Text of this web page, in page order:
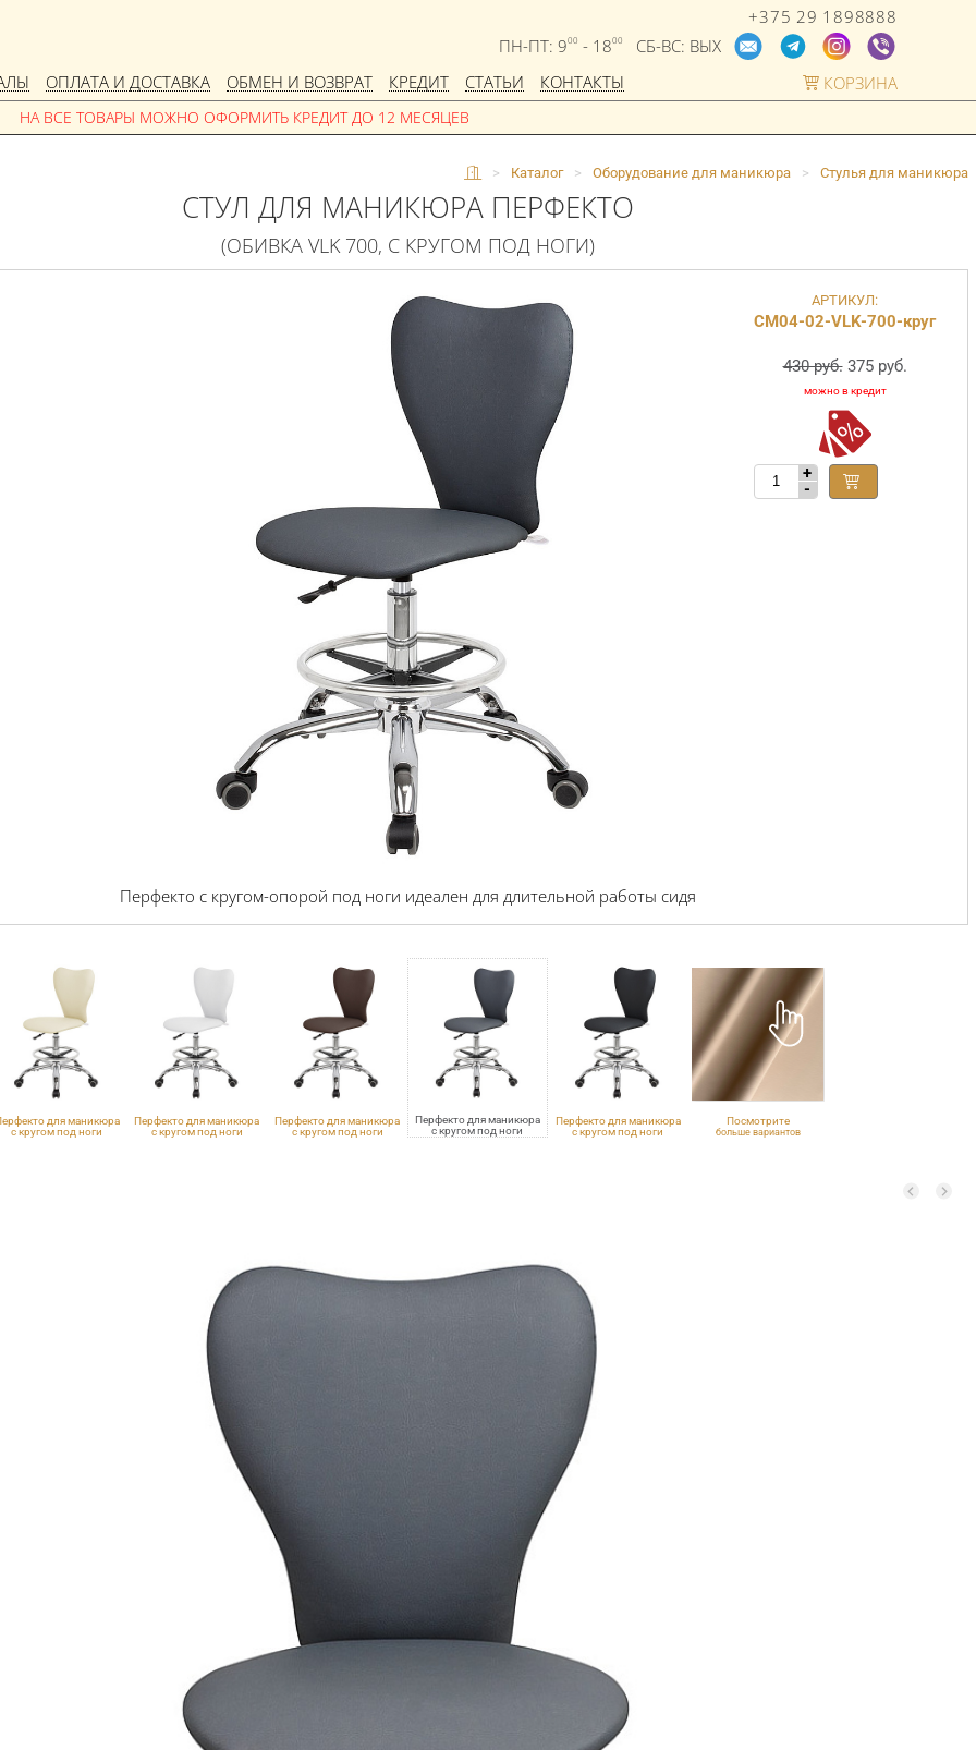
+375 29 1898888
ПН-ПТ: 900 - 1800
СБ-ВС: ВЫХ
ОПЛАТА И ДОСТАВКА ОБМЕН И ВОЗВРАТ КРЕДИТ СТАТЬИ КОНТАКТЫ КОРЗИНА
> Каталог > Оборудование для маникюра > Стулья для маникюра
СТУЛ ДЛЯ МАНИКЮРА ПЕРФЕКТО
(ОБИВКА VLK 700, С КРУГОМ ПОД НОГИ)
АРТИКУЛ:
СМ04-02-VLK-700-круг
430 руб. 375 руб.
+
-
Перфекто с кругом-опорой под ноги идеален для длительной работы сидя
для маникюра
с кругом под ноги
Перфекто для маникюра
с кругом под ноги
Перфекто для маникюра
с кругом под ноги
Перфекто для маникюра
с кругом под ноги
Перфекто для маникюра
с кругом под ноги
Посмотрите
больше вариантов